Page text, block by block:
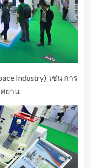
Industry) เช่น การ
ยาน